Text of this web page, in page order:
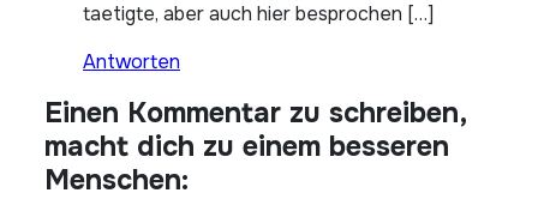
taetigte, aber auch hier besprochen […]
Antworten
Einen Kommentar zu schreiben,
macht dich zu einem besseren
Menschen: